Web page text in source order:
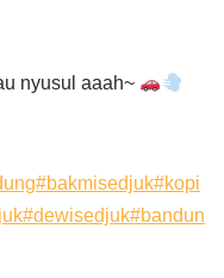
nyusul aaah~
#bakmisedjuk#kopi
#dewisedjuk#bandun